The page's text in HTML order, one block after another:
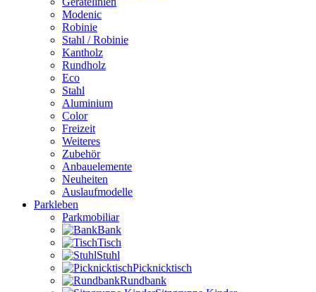
Modenic
Robinie
Stahl / Robinie
Kantholz
Rundholz
Eco
Stahl
Aluminium
Color
Freizeit
Weiteres
Zubehör
Anbauelemente
Neuheiten
Auslaufmodelle
Parkleben
Parkmobiliar
Bank
Tisch
Stuhl
Picknicktisch
Rundbank